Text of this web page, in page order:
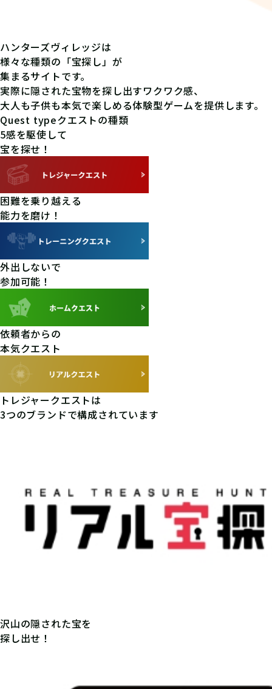
ハンターズヴィレッジは
様々な種類の「宝探し」が
集まるサイトです。
実際に隠された宝物を探し出すワクワク感、
大人も子供も本気で楽しめる体験型ゲームを提供します。
Quest typeクエストの種類
5感を駆使して
宝を探せ！
困難を乗り越える
能力を磨け！
外出しないで
参加可能！
依頼者からの
本気クエスト
トレジャークエストは
3つのブランドで構成されています
沢山の隠された宝を
探し出せ！